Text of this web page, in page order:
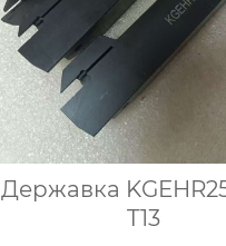
Державка
T13